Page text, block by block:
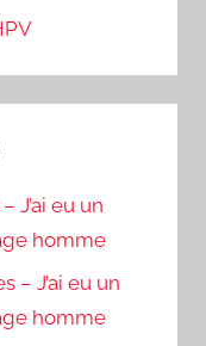
J’ai eu un
homme
– J’ai eu un
homme